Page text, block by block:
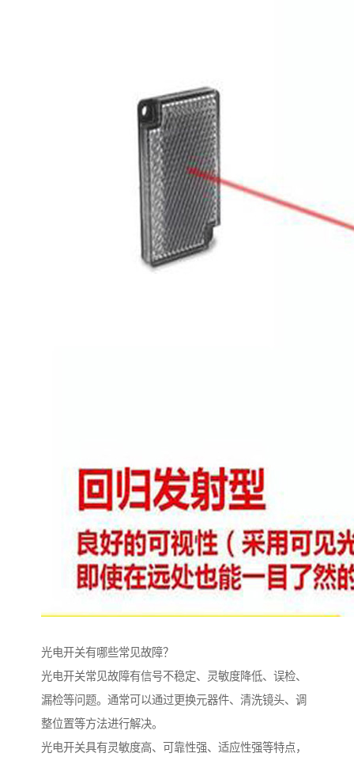
光电开关有哪些常见故障？
光电开关常见故障有信号不稳定、灵敏度降低、误检、
漏检等问题。通常可以通过更换元器件、清洗镜头、调
整位置等方法进行解决。
光电开关具有灵敏度高、可靠性强、适应性强等特点，